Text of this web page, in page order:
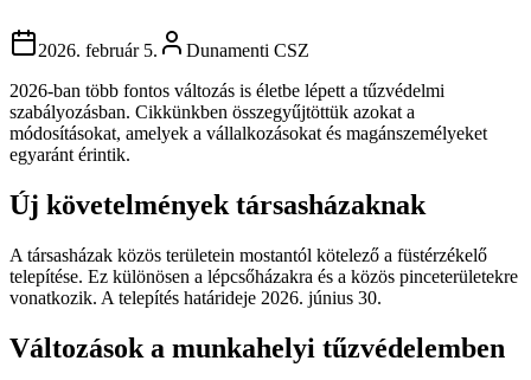
2026. február 5.
Dunamenti CSZ
2026-ban több fontos változás is életbe lépett a tűzvédelmi
szabályozásban. Cikkünkben összegyűjtöttük azokat a
módosításokat, amelyek a vállalkozásokat és magánszemélyeket
egyaránt érintik.
Új követelmények társasházaknak
A társasházak közös területein mostantól kötelező a füstérzékelő
telepítése. Ez különösen a lépcsőházakra és a közös pinceterületekre
vonatkozik. A telepítés határideje 2026. június 30.
Változások a munkahelyi tűzvédelemben